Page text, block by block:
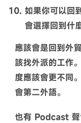
如果你可以回
會選擇回到什
應該會是回到外
該找外派的工作
度應該會更不同
會第二外語。
也有 Podcast 聲